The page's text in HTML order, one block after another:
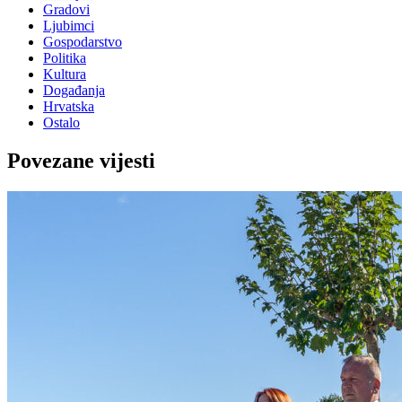
Gradovi
Ljubimci
Gospodarstvo
Politika
Kultura
Događanja
Hrvatska
Ostalo
Povezane vijesti